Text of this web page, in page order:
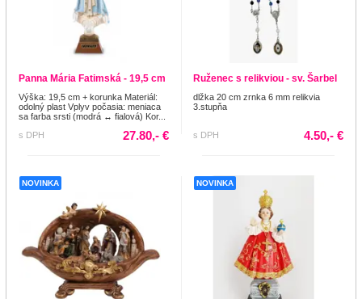
Panna Mária Fatimská - 19,5 cm
Výška: 19,5 cm + korunka Materiál:
odolný plast Vplyv počasia: meniaca
sa farba srsti (modrá ↔ fialová) Kor...
s DPH
27.80,- €
Ruženec s relikviou - sv. Šarbel
dlžka 20 cm zrnka 6 mm relikvia
3.stupňa
s DPH 4.50,- €
NOVINKA NOVINKA